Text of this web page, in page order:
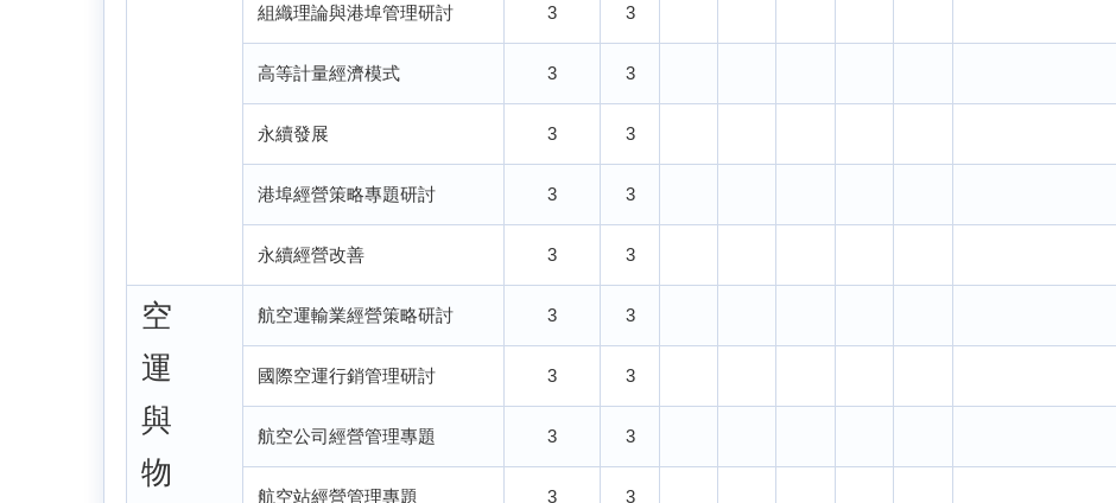
組織理論與港埠管理研討 3 3
高等計量經濟模式 3 3
永續發展 3 3
港埠經營策略專題研討 3 3
永續經營改善 3 3
空
運
與
物
航空運輸業經營策略研討 3 3
國際空運行銷管理研討 3 3
航空公司經營管理專題 3 3
航空站經營管理專題 3 3